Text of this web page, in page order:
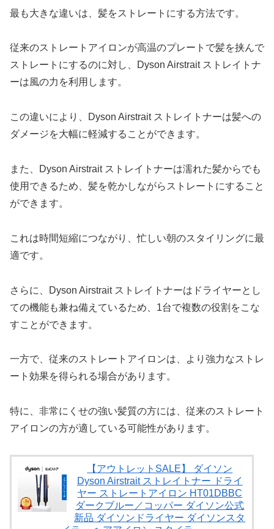
最も大きな違いは、髪をストレートにする方法です。
従来のストレートアイロンが高温のプレートで髪を挟んで
ストレートにするのに対し、Dyson Airstrait ストレイトナ
ーは風の力を利用します。
この違いにより、Dyson Airstrait ストレイトナーは髪への
ダメージを大幅に軽減することができます。
また、Dyson Airstrait ストレイトナーは濡れた髪からでも
使用できるため、髪を乾かしながらストレートにすること
ができます。
これは時間短縮につながり、忙しい朝のスタイリングに最
適です。
さらに、Dyson Airstrait ストレイトナーはドライヤーとし
ての機能も兼ね備えているため、1台で複数の役割をこな
すことができます。
一方で、従来のストレートアイロンは、より強力なストレ
ート効果を得られる場合があります。
特に、非常にくせの強い髪質の方には、従来のストレート
アイロンの方が適している可能性があります。
【アウトレットSALE】 ダイソン
Dyson Airstrait ストレイトナー ドライ
ヤー ストレートアイロン HT01DBBC
ダークブルー／コッパー ダイソン公式
新品 ダイソンドライヤー ダイソンスタ